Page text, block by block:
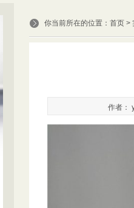
你当前所在的位置： 首页 >
作者：